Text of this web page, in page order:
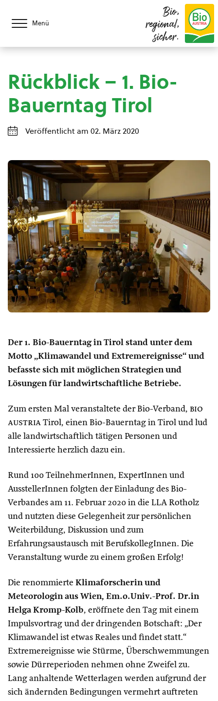
Menü
Bio,
regional,
sicher.
Rückblick – 1. Bio-
Bauerntag Tirol
Veröffentlicht am 02. März 2020
Der 1. Bio-Bauerntag in Tirol stand unter dem
Motto „Klimawandel und Extremereignisse“ und
befasste sich mit möglichen Strategien und
Lösungen für landwirtschaftliche Betriebe.
Zum ersten Mal veranstaltete der Bio-Verband, bio
austria Tirol, einen Bio-Bauerntag in Tirol und lud
alle landwirtschaftlich tätigen Personen und
Interessierte herzlich dazu ein.
Rund 100 TeilnehmerInnen, ExpertInnen und
AusstellerInnen folgten der Einladung des Bio-
Verbandes am 11. Februar 2020 in die LLA Rotholz
und nutzten diese Gelegenheit zur persönlichen
Weiterbildung, Diskussion und zum
Erfahrungsaustausch mit BerufskollegInnen. Die
Veranstaltung wurde zu einem großen Erfolg!
Die renommierte Klimaforscherin und
Meteorologin aus Wien, Em.o.Univ.-Prof. Dr.in
Helga Kromp-Kolb, eröffnete den Tag mit einem
Impulsvortrag und der dringenden Botschaft: „Der
Klimawandel ist etwas Reales und findet statt.“
Extremereignisse wie Stürme, Überschwemmungen
sowie Dürreperioden nehmen ohne Zweifel zu.
Lang anhaltende Wetterlagen werden aufgrund der
sich ändernden Bedingungen vermehrt auftreten